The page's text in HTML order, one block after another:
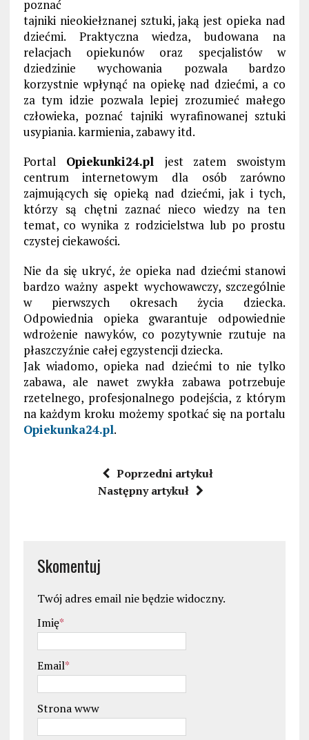
poznać
tajniki nieokiełznanej sztuki, jaką jest opieka nad
dziećmi. Praktyczna wiedza, budowana na
relacjach opiekunów oraz specjalistów w
dziedzinie wychowania pozwala bardzo
korzystnie wpłynąć na opiekę nad dziećmi, a co
za tym idzie pozwala lepiej zrozumieć małego
człowieka, poznać tajniki wyrafinowanej sztuki
usypiania. karmienia, zabawy itd.
Portal Opiekunki24.pl jest zatem swoistym
centrum internetowym dla osób zarówno
zajmujących się opieką nad dziećmi, jak i tych,
którzy są chętni zaznać nieco wiedzy na ten
temat, co wynika z rodzicielstwa lub po prostu
czystej ciekawości.
Nie da się ukryć, że opieka nad dziećmi stanowi
bardzo ważny aspekt wychowawczy, szczególnie
w pierwszych okresach życia dziecka.
Odpowiednia opieka gwarantuje odpowiednie
wdrożenie nawyków, co pozytywnie rzutuje na
płaszczyźnie całej egzystencji dziecka.
Jak wiadomo, opieka nad dziećmi to nie tylko
zabawa, ale nawet zwykła zabawa potrzebuje
rzetelnego, profesjonalnego podejścia, z którym
na każdym kroku możemy spotkać się na portalu
Opiekunka24.pl.
Poprzedni artykuł
Następny artykuł
Skomentuj
Twój adres email nie będzie widoczny.
Imię*
Email*
Strona www